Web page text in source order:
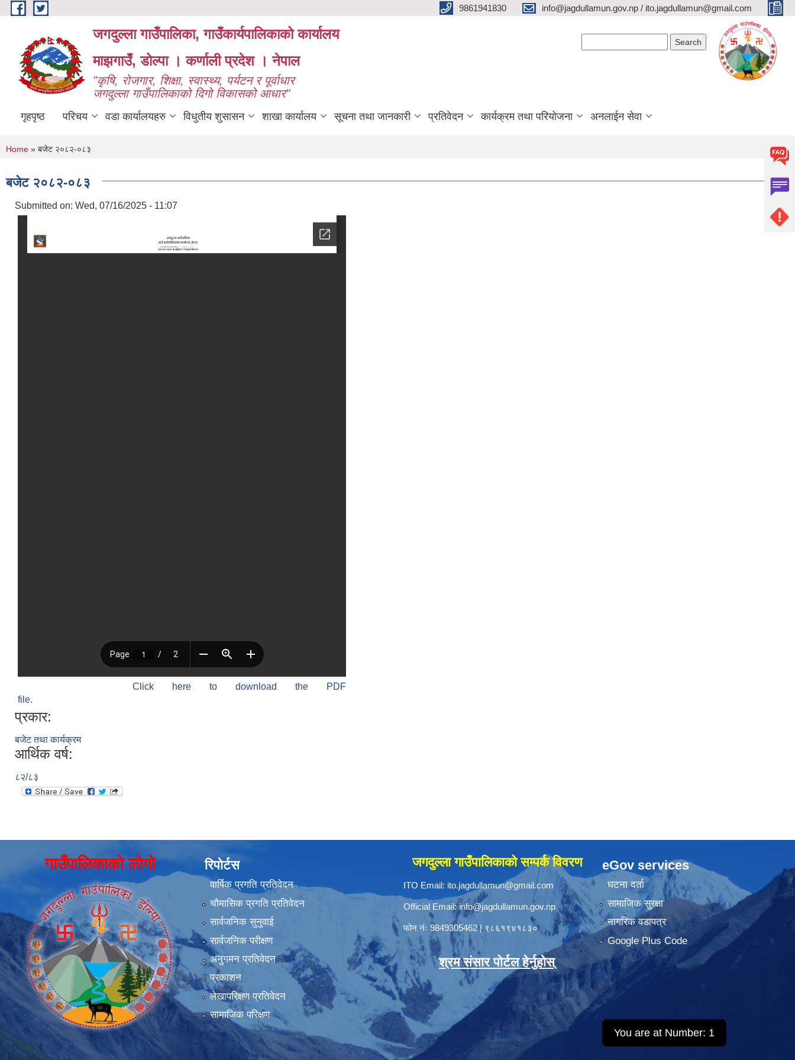
Skip to main content 9861941830 info@jagdullamun.gov.np / ito.jagdullamun@gmail.com
जगदुल्ला गाउँपालिका, गाउँकार्यपालिकाको कार्यालय
माझगाउँ, डोल्पा । कर्णाली प्रदेश । नेपाल
"कृषि, रोजगार, शिक्षा, स्वास्थ्य, पर्यटन र पूर्वाधार
जगदुल्ला गाउँपालिकाको दिगो विकासको आधार"
गृहपृष्ठ परिचय वडा कार्यालयहरु विधुतीय शुसासन शाखा कार्यालय सूचना तथा जानकारी प्रतिवेदन कार्यक्रम तथा परियोजना अनलाईन सेवा
You are here
Home » बजेट २०८२-०८३
बजेट २०८२-०८३
Submitted on: Wed, 07/16/2025 - 11:07
Click here to download the PDF
file.
प्रकार:
बजेट तथा कार्यक्रम
आर्थिक वर्ष:
८२/८३
गाउँपालिकाको लोगो रिपोर्टस
वार्षिक प्रगति प्रतिवेदन
चौमासिक प्रगति प्रतिवेदन
सार्वजनिक सुनुवाई
सार्वजनिक परीक्षण
अनुगमन प्रतिवेदन
प्रकाशन
लेखापरिक्षण प्रतिवेदन
सामाजिक परिक्षण
जगदुल्ला गाउँपालिकाको सम्पर्क विवरण
ITO Email: ito.jagdullamun@gmail.com
Official Email:info@jagdullamun.gov.np
फोन नंः 9849305462| ९८६१९४१८३०
श्रम संसार पोर्टल हेर्नुहोस्
eGov services
घटना दर्ता
सामाजिक सुरक्षा
नागरिक वडापत्र
Google Plus Code
You are at Number: 1